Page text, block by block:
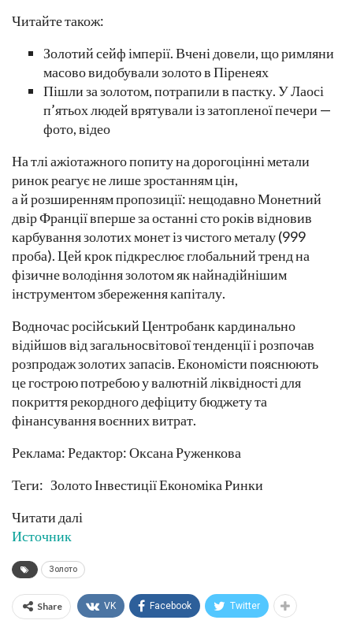
Читайте також:
Золотий сейф імперії. Вчені довели, що римляни
масово видобували золото в Піренеях
Пішли за золотом, потрапили в пастку. У Лаосі
п’ятьох людей врятували із затопленої печери —
фото, відео
На тлі ажіотажного попиту на дорогоцінні метали
ринок реагує не лише зростанням цін,
а й розширенням пропозиції: нещодавно Монетний
двір Франції вперше за останні сто років відновив
карбування золотих монет із чистого металу (999
проба). Цей крок підкреслює глобальний тренд на
фізичне володіння золотом як найнадійнішим
інструментом збереження капіталу.
Водночас російський Центробанк кардинально
відійшов від загальносвітової тенденції і розпочав
розпродаж золотих запасів. Економісти пояснюють
це гострою потребою у валютній ліквідності для
покриття рекордного дефіциту бюджету та
фінансування воєнних витрат.
Реклама: Редактор: Оксана Руженкова
Теги: Золото Інвестиції Економіка Ринки
Читати далі
Источник
Золото
Share VK Facebook Twitter